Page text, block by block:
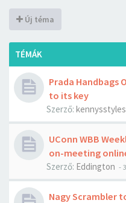
Új téma
TÉMÁK
Prada Handbags
to its key
Szerző: kennysstyles
UConn WBB
on-meeting
Szerző: Eddington -
Nagy Scrambler